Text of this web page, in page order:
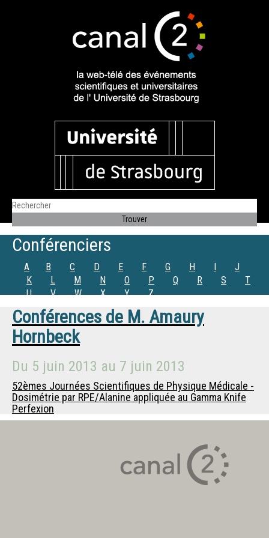
Conférenciers
A B C D E F G H I
J
K
L M N O P Q R S
T
U
V W X Y Z
Conférences de M. Amaury
Hornbeck
Du 5 juin 2013 au 7 juin 2013
52èmes Journées Scientifiques de Physique Médicale -
Dosimétrie par RPE/Alanine appliquée au Gamma Knife
Perfexion